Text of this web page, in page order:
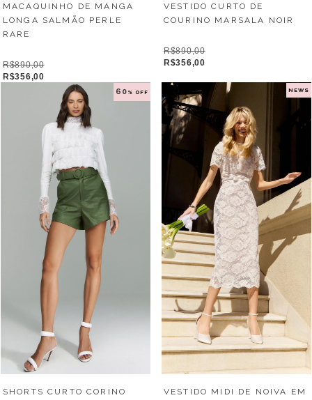
MACAQUINHO DE MANGA
LONGA SALMÃO PERLE
RARE
R$890,00
R$356,00
VESTIDO CURTO DE
COURINO MARSALA NOIR
R$890,00
R$356,00
60 % OFF
SHORTS CURTO CORINO
NEWS
VESTIDO MIDI DE NOIVA EM